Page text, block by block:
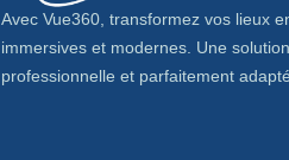
Avec Vue360, transformez vos lieux
immersives et modernes. Une
professionnelle et parfaitement